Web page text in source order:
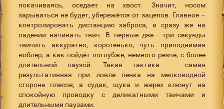
покачиваясь, оседает на хвост. Значит, носом
зарываться не будет, убережётся от зацепов. Главное –
контролировать дистанцию заброса, и сразу же на
падении начинать твич. В первые две - три секунды
твичить аккуратно, коротенько, чуть приподнимая
воблер, а как пойдёт поглубже, немного резче, с более
длительной паузой. Такая тактика – самая
результативная при ловле ленка на мелководной
стороне плесов, а судак, щука и жерех клюнут на
спокойную проводку с деликатными твичами и
длительными паузами.